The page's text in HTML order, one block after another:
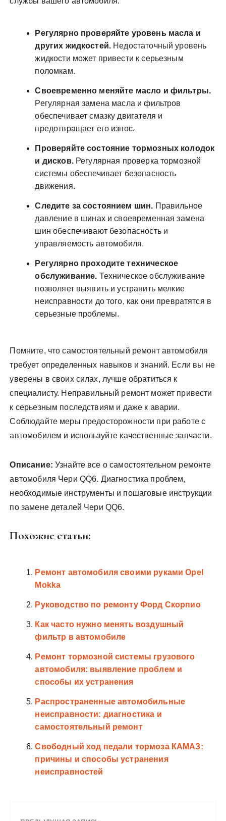
Регулярно проверяйте уровень масла и
других жидкостей. Недостаточный уровень
жидкости может привести к серьезным
поломкам.
Своевременно меняйте масло и фильтры.
Регулярная замена масла и фильтров
обеспечивает смазку двигателя и
предотвращает его износ.
Проверяйте состояние тормозных колодок
и дисков.Регулярная проверка тормозной
системы обеспечивает безопасность
движения.
Следите за состоянием шин. Правильное
давление в шинах и своевременная замена
шин обеспечивают безопасность и
управляемость автомобиля.
Регулярно проходите техническое
обслуживание. Техническое обслуживание
позволяет выявить и устранить мелкие
неисправности до того, как они превратятся в
серьезные проблемы.
Помните, что самостоятельный ремонт автомобиля
требует определенных навыков и знаний. Если вы не
уверены в своих силах, лучше обратиться к
специалисту. Неправильный ремонт может привести
к серьезным последствиям и даже к аварии.
Соблюдайте меры предосторожности при работе с
автомобилем и используйте качественные запчасти.
Описание: Узнайте все о самостоятельном ремонте
автомобиля Чери QQ6. Диагностика проблем,
необходимые инструменты и пошаговые инструкции
по замене деталей Чери QQ6.
Похожие статьи:
Ремонт автомобиля своими руками Opel
Mokka
Руководство по ремонту Форд Скорпио
Как часто нужно менять воздушный
фильтр в автомобиле
Ремонт тормозной системы грузового
автомобиля: выявление проблем и
способы их устранения
Распространенные автомобильные
неисправности: диагностика и
самостоятельный ремонт
Свободный ход педали тормоза КАМАЗ:
причины и способы устранения
неисправностей